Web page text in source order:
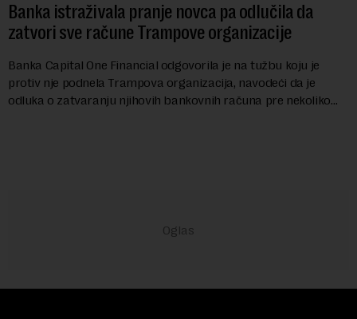
Banka istraživala pranje novca pa odlučila da
zatvori sve račune Trampove organizacije
Banka Capital One Financial odgovorila je na tužbu koju je
protiv nje podnela Trampova organizacija, navodeći da je
odluka o zatvaranju njihovih bankovnih računa pre nekoliko